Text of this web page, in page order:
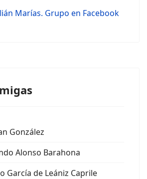
Marías. Grupo en Facebook
González
Alonso Barahona
García de Leániz Caprile